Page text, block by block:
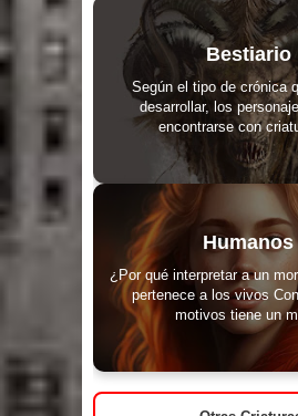
Bestiario
Según el tipo de crónica
desarrollar, los
encontrarse con
Humanos
¿Por qué interpretar a un
pertenece a los vivos
motivos tiene un